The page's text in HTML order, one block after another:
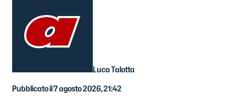
Luca Talotta
Pubblicato il 7 agosto 2026, 21:42